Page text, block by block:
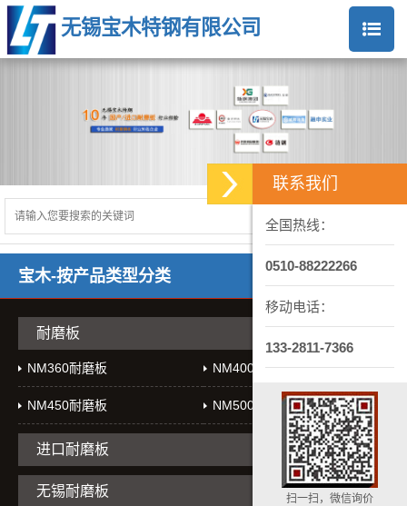
无锡宝木特钢有限公司
宝木-按产品类型分类
耐磨板
NM360耐磨板 NM400耐磨板
NM450耐磨板 NM500耐磨板
进口耐磨板
无锡耐磨板
联系我们
全国热线：
0510-88222266
移动电话：
133-2811-7366
扫一扫，微信询价